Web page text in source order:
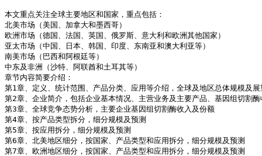
本文重点关注全球主要地区和国家，重点包括：
北美市场（美国、加拿大和墨西哥）
欧洲市场（德国、法国、英国、俄罗斯、意大利和欧洲其他国家）
亚太市场（中国、日本、韩国、印度、东南亚和澳大利亚等）
南美市场（巴西和阿根廷等）
中东及非洲（沙特、阿联酋和土耳其等）
章节内容简要介绍：
第1章、定义、统计范围、产品分类、应用等介绍，全球及地区总体规模及展
第2章、企业简介，包括企业基本情况、主营业务及主要产品、基因组切割
第3章、全球竞争态势分析，主要企业基因组切割酶收入及份额
第4章、按产品类型拆分，细分规模及预测
第5章、按应用拆分，细分规模及预测
第6章、北美地区细分，按国家、产品类型和应用拆分，细分规模及预测
第7章、欧洲地区细分，按国家、产品类型和应用拆分，细分规模及预测